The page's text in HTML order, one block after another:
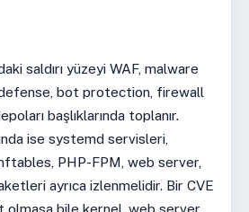
saldırı yüzeyi WAF, malware
bot protection, firewall
başlıklarında toplanır.
ise systemd servisleri,
PHP-FPM, web server,
ayrıca izlenmelidir. Bir CVE
olmasa bile kernel, web server,